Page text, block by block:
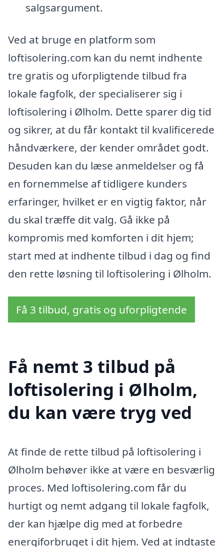
salgsargument.
Ved at bruge en platform som
loftisolering.com kan du nemt indhente
tre gratis og uforpligtende tilbud fra
lokale fagfolk, der specialiserer sig i
loftisolering i Ølholm. Dette sparer dig tid
og sikrer, at du får kontakt til kvalificerede
håndværkere, der kender området godt.
Desuden kan du læse anmeldelser og få
en fornemmelse af tidligere kunders
erfaringer, hvilket er en vigtig faktor, når
du skal træffe dit valg. Gå ikke på
kompromis med komforten i dit hjem;
start med at indhente tilbud i dag og find
den rette løsning til loftisolering i Ølholm.
Få 3 tilbud, gratis og uforpligtende
Få nemt 3 tilbud på
loftisolering i Ølholm,
du kan være tryg ved
At finde de rette tilbud på loftisolering i
Ølholm behøver ikke at være en besværlig
proces. Med loftisolering.com får du
hurtigt og nemt adgang til lokale fagfolk,
der kan hjælpe dig med at forbedre
energiforbruget i dit hjem. Ved at indtaste